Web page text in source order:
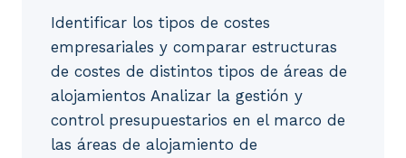
Identificar los tipos de costes
empresariales y comparar estructuras
de costes de distintos tipos de áreas de
alojamientos Analizar la gestión y
control presupuestarios en el marco de
las áreas de alojamiento de